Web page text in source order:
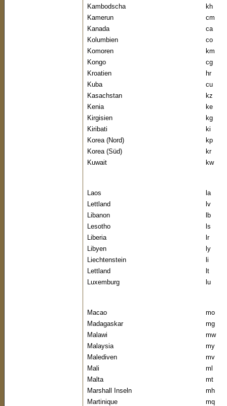
Kambodscha
kh
Kamerun
cm
Kanada
ca
Kolumbien
co
Komoren
km
Kongo
cg
Kroatien
hr
Kuba
cu
Kasachstan
kz
Kenia
ke
Kirgisien
kg
Kiribati
ki
Korea (Nord)
kp
Korea (Süd)
kr
Kuwait
kw
Laos
la
Lettland
lv
Libanon
lb
Lesotho
ls
Liberia
lr
Libyen
ly
Liechtenstein
li
Lettland
lt
Luxemburg
lu
Macao
mo
Madagaskar
mg
Malawi
mw
Malaysia
my
Malediven
mv
Mali
ml
Malta
mt
Marshall Inseln
mh
Martinique
mq